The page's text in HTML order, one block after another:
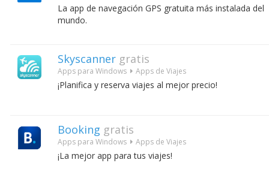
La app de navegación GPS gratuita más instalada del
mundo.
Skyscanner gratis
Apps para Windows Apps de Viajes
¡Planifica y reserva viajes al mejor precio!
Booking gratis
Apps para Windows Apps de Viajes
¡La mejor app para tus viajes!